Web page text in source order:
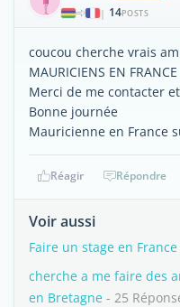
| 14POSTS
coucou cherche vrais
MAURICIENS EN
Merci de me contacter
Bonne journée
Mauricienne en France
Réagir Répondre
Voir aussi
Faire un stage en France
cherche a me faire des
en Bretagne - 25